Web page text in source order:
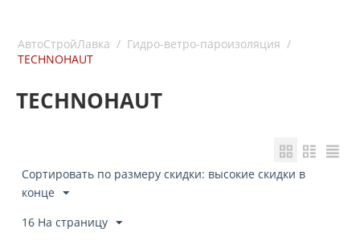
АвтоСтройЛавка / Гидро-ветро-пароизоляция /
TECHNOHAUT
TECHNOHAUT
Сортировать по размеру скидки: высокие скидки в
конце
16 На страницу